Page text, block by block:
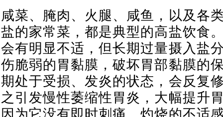
咸菜、腌肉、火腿、咸鱼，以及各
盐的家常菜，都是典型的高盐饮食
会有明显不适，但长期过量摄入盐
伤脆弱的胃黏膜，破坏胃部黏膜的
期处于受损、发炎的状态，会反复
之引发慢性萎缩性胃炎，大幅提升
因为它没有即时刺痛、灼烧的不适